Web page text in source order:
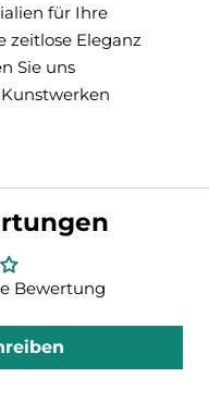
für Ihre
zeitlose Eleganz
Sie uns
Bewertung